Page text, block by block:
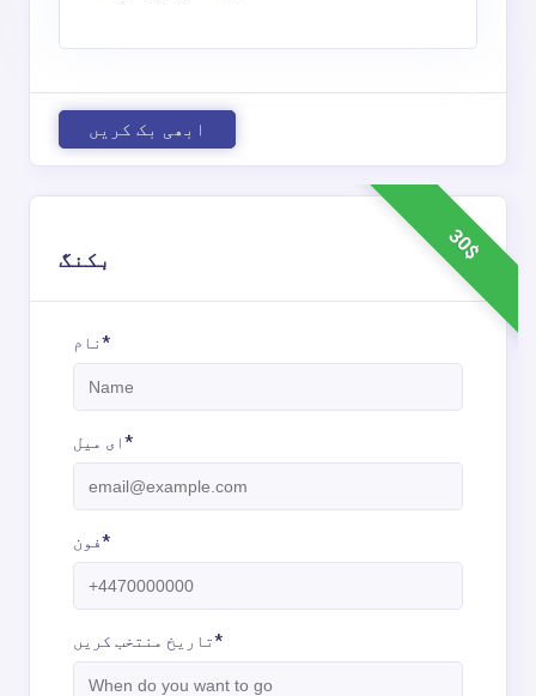
ابھی بک کریں
30$ بکنگ
نام*
ای میل*
فون*
تاریخ منتخب کریں*